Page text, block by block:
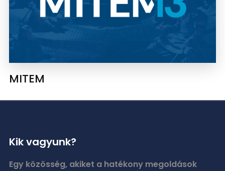
MITEM
Kik vagyunk?
Egy közösség, akiket a hatékony megoldások